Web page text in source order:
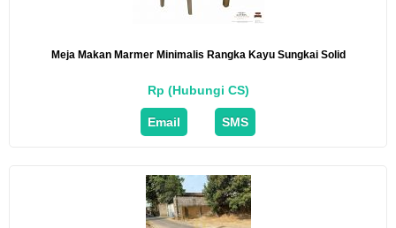
Meja Makan Marmer Minimalis Rangka Kayu Sungkai Solid
Rp (Hubungi CS)
Email SMS